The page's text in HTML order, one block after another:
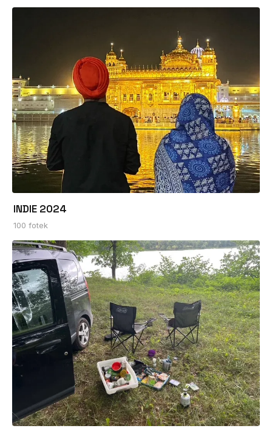
INDIE 2024
100 fotek